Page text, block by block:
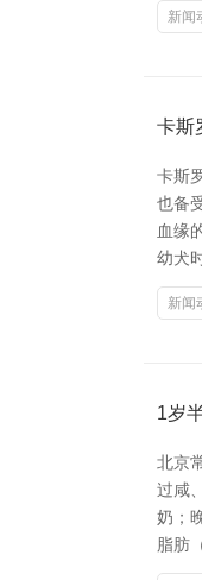
新闻
卡斯
卡斯
也备
血缘
幼犬
新闻
1岁
北京
过咸
奶；
脂肪